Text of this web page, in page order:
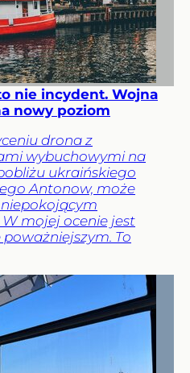
nie incydent. Wojna
nowy poziom
drona z
wybuchowymi na
ukraińskiego
Antonow, może
mojej ocenie jest
To